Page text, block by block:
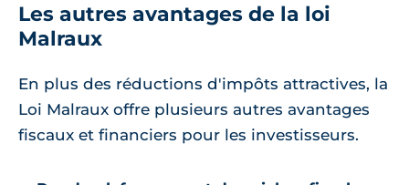
Les autres avantages de la loi
Malraux
En plus des réductions d'impôts attractives, la
Loi Malraux offre plusieurs autres avantages
fiscaux et financiers pour les investisseurs.